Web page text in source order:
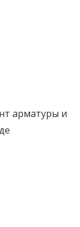
арматуры и